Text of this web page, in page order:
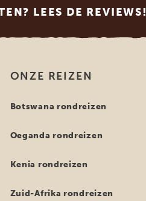
LEES DE REVIEWS!
ONZE REIZEN
Botswana rondreizen
Oeganda rondreizen
Kenia rondreizen
Zuid-Afrika rondreizen